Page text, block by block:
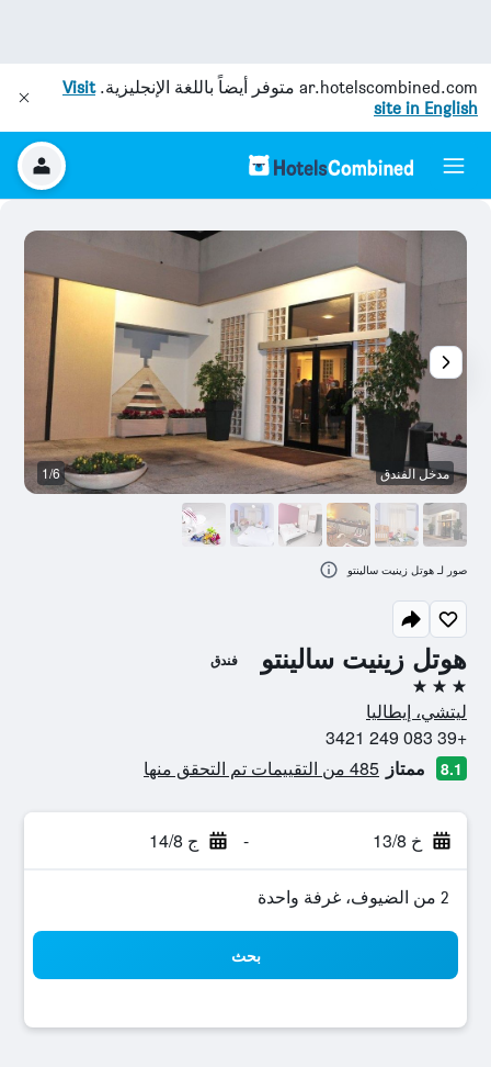
ar.hotelscombined.com متوفر أيضاً باللغة الإنجليزية.Visit
site in English
هوتل زينيت سالينتو فندق
3 نجوم
ليتشي، إيطاليا
+39 083 249 3421
8.1 ممتاز 485 من التقييمات تم التحقق منها
خ 13/8 - ج 14/8
2 من الضيوف، غرفة واحدة
بحث
مدخل الفندق 1/6
صور لـ هوتل زينيت سالينتو